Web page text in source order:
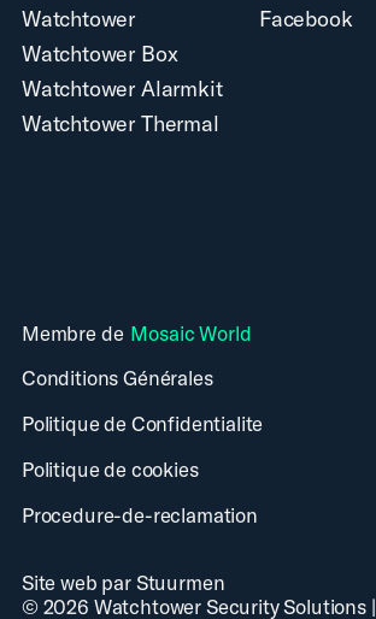
Watchtower
Watchtower Box
Watchtower Alarmkit
Watchtower Thermal
Facebook
Membre de Mosaic World
Conditions Générales
Politique de Confidentialite
Politique de cookies
Procedure-de-reclamation
Site web par Stuurmen
©2026 Watchtower Security Solutions|